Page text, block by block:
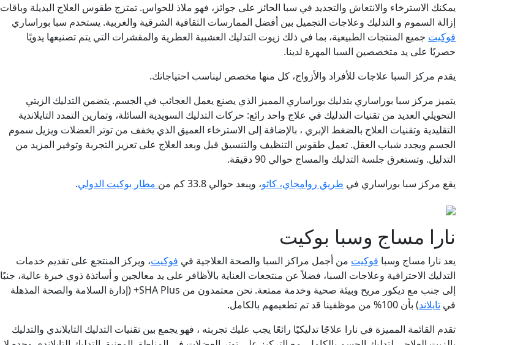
يمكنك الاسترخاء والانتعاش والتجديد في سبا الحائز على جوائز، فهو ملاذ للحواس. تمتزج طقوس العلاج البديلة وباقات
إزالة السموم و التدليك وعلاجات التجميل بين أفضل الممارسات الثقافية الشرقية والغربية. يستخدم سبا بوراساري
فوكيت جميع المنتجات الطبيعية، بما في ذلك زيوت التدليك العشبية العطرية والمقشرات التي يتم تصنيعها يدويًا
حصريًا على يد متخصصين السبا المهرة لدينا.
يقدم مركز السبا علاجات للأفراد والأزواج، كل منها مخصص ليناسب احتياجاتك.
يتميز مركز سبا بوراساري بتدليك بوراساري المميز الذي يصنع يعمل العجائب في الجسم. يتضمن التدليك الزيتي
التحويلي العديد من تقنيات التدليك في علاج واحد رائع: حركات التدليك السويدية السائلة، وتمارين التمدد التايلاندية
التقليدية وتقنيات العلاج بالضغط الإبري ، بالإضافة إلى الاسترخاء العميق الذي يخفف من توتر العضلات ويزيل سموم
الجسم ويجدد شباب العقل. تعمل طقوس التنظيف والتنسيق قبل وبعد العلاج على تعزيز التجربة وتوفير المزيد من
التدليل. وتستغرق جلسة التدليك والمساج حوالي 90 دقيقة.
يقع مركز سبا بوراساري في طريق روامجاي، كاثو، ويبعد حوالي 33.8 كم من مطار بوكيت الدولي.
نارا مساج وسبا بوكيت
يعد نارا مساج وسبا فوكيت من أجمل مراكز السبا والصحة العلاجية في فوكيت، ويركز المنتجع على تقديم خدمات
التدليك الاحترافية وعلاجات السبا، فضلاً عن منتجعات العناية بالأظافر على يد معالجين و أساتذة ذوي خبرة عالية، جنبًا
إلى جنب مع ديكور مريح وبيئة صحية وخدمة ممتعة. نحن معتمدون من SHA Plus+ (إدارة السلامة والصحة المذهلة
في تايلاند) بأن 100% من موظفينا قد تم تطعيمهم بالكامل.
تقدم القائمة المميزة في نارا علاجًا تدليكيًا رائعًا يجب عليك تجربته ، فهو يجمع بين تقنيات التدليك التايلاندي والتدليك